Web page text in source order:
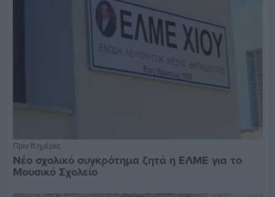
Πριν 11 ημέρες
Νέο σχολικό συγκρότημα ζητά η ΕΛΜΕ για το
Μουσικό Σχολείο